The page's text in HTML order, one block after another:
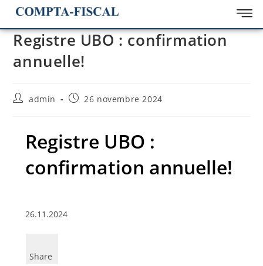
Registre UBO : confirmation
annuelle!
admin 26 novembre 2024
Registre UBO :
confirmation annuelle!
26.11.2024
Share